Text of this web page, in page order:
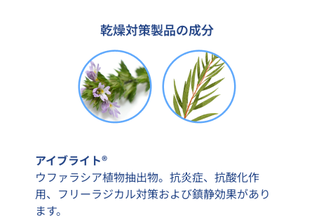
乾燥対策製品の成分
アイブライト®
ウファラシア植物抽出物。抗炎症、抗酸化作
用、フリーラジカル対策および鎮静効果があり
ます。